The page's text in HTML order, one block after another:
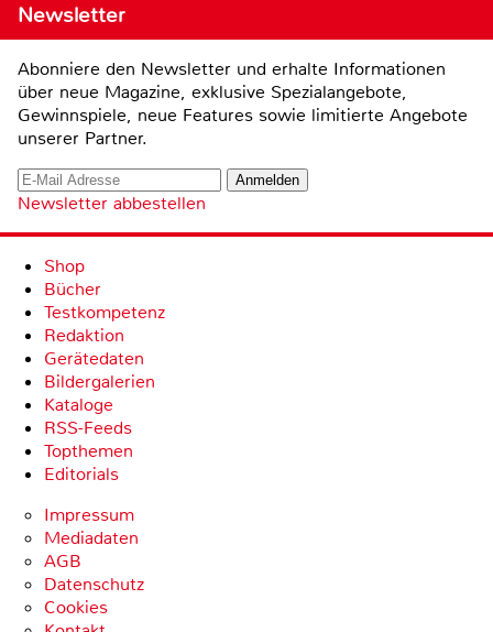
Newsletter
Abonniere den Newsletter und erhalte Informationen
über neue Magazine, exklusive Spezialangebote,
Gewinnspiele, neue Features sowie limitierte Angebote
unserer Partner.
Newsletter abbestellen
Shop
Bücher
Testkompetenz
Redaktion
Gerätedaten
Bildergalerien
Kataloge
RSS-Feeds
Topthemen
Editorials
Impressum
Mediadaten
AGB
Datenschutz
Cookies